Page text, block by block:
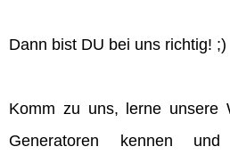
Dann bist DU bei uns richtig! ;)
Komm zu uns, lerne unsere
Generatoren kennen